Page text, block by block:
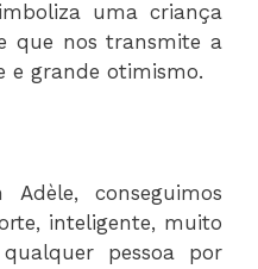
uma criança
que nos transmite a
e grande otimismo.
conseguimos
inteligente, muito
pessoa por